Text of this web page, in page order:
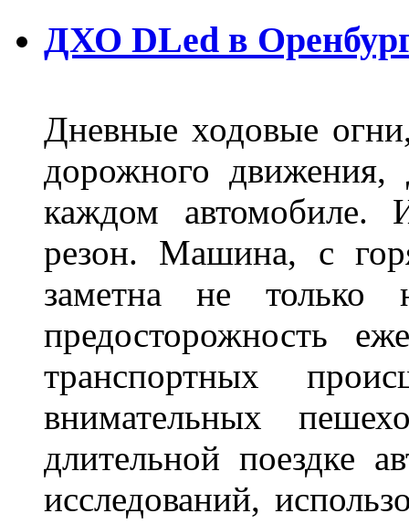
ДХО DLed в
Дневные ходовые
дорожного
каждом автомобиле.
резон. Машина, с
заметна не
предосторожность
транспортных
внимательных
длительной поездке
исследований,